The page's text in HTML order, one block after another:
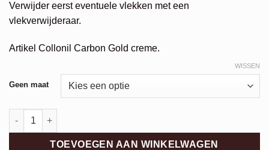
Verwijder eerst eventuele vlekken met een
vlekverwijderaar.
Artikel Collonil Carbon Gold creme.
Geen maat
WISSEN
Collonil Carbon Gold kleurloos aantal
TOEVOEGEN AAN WINKELWAGEN